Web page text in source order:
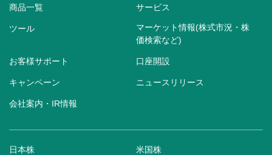
商品一覧 サービス
ツール
マーケット情報(株式市況・株
価検索など)
お客様サポート 口座開設
キャンペーン ニュースリリース
会社案内・IR情報
日本株 米国株